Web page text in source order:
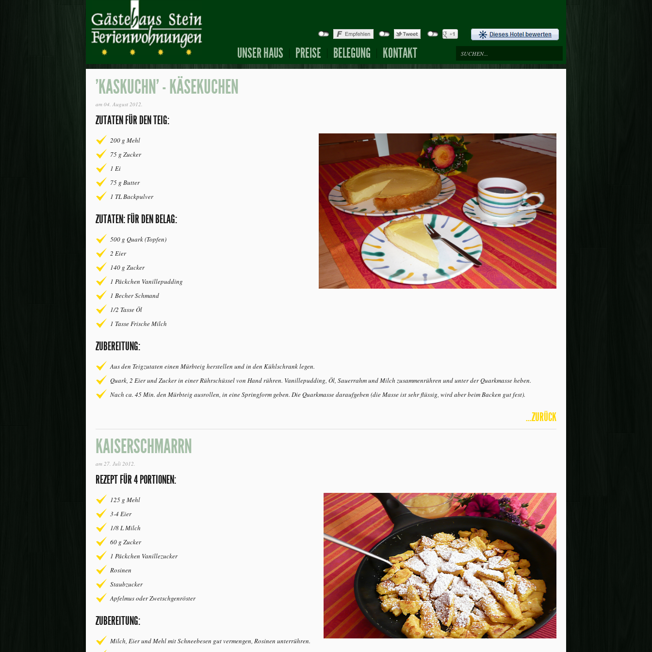
UNSER HAUS PREISE BELEGUNG KONTAKT
'KASKUCHN' - KÄSEKUCHEN
am 04. August 2012.
ZUTATEN FÜR DEN TEIG:
200 g Mehl
75 g Zucker
1 Ei
75 g Butter
1 TL Backpulver
ZUTATEN: FÜR DEN BELAG:
500 g Quark (Topfen)
2 Eier
140 g Zucker
1 Päckchen Vanillepudding
1 Becher Schmand
1/2 Tasse Öl
1 Tasse Frische Milch
ZUBEREITUNG:
Aus den Teigzutaten einen Mürbteig herstellen und in den Kühlschrank legen.
Quark, 2 Eier und Zucker in einer Rührschüssel von Hand rühren. Vanillepudding, Öl, Sauerrahm und Milch zusammenrühren und unter der Quarkmasse heben.
Nach ca. 45 Min. den Mürbteig ausrollen, in eine Springform geben. Die Quarkmasse daraufgeben (die Masse ist sehr flüssig, wird aber beim Backen gut fest).
...ZURÜCK
KAISERSCHMARRN
am 27. Juli 2012.
REZEPT FÜR 4 PORTIONEN:
125 g Mehl
3-4 Eier
1/8 L Milch
60 g Zucker
1 Päckchen Vanillezucker
Rosinen
Staubzucker
Apfelmus oder Zwetschgenröster
ZUBEREITUNG:
Milch, Eier und Mehl mit Schneebesen gut vermengen, Rosinen unterrühren.